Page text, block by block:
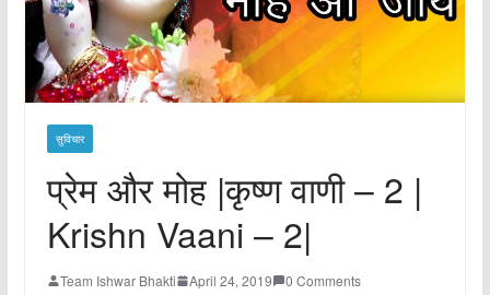
सुविचार
प्रेम और मोह |कृष्ण वाणी – 2 |
Krishn Vaani – 2|
Team Ishwar Bhakti April 24, 2019 0 Comments